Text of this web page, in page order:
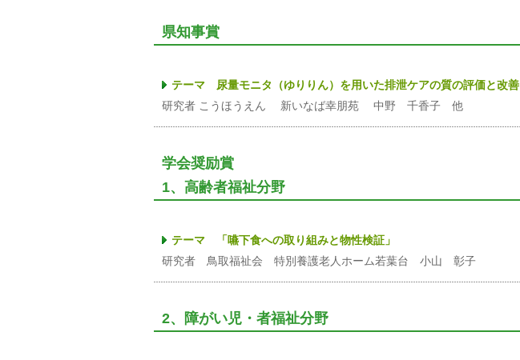
県知事賞
テーマ 尿量モニタ（ゆりりん）を用いた排泄ケアの質の評価と改善
研究者 こうほうえん 新いなば幸朋苑 中野 千香子 他
学会奨励賞
1、高齢者福祉分野
テーマ 「嚥下食への取り組みと物性検証」
研究者 鳥取福祉会 特別養護老人ホーム若葉台 小山 彰子
2、障がい児・者福祉分野